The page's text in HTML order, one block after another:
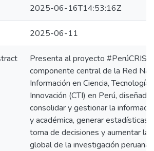
2025-06-16T14:53:16Z
2025-06-11
Presenta al proyecto #PerúCRIS,
componente central de la Red
Información en Ciencia, Tecnología
Innovación (CTI) en Perú, diseñado
consolidar y gestionar la
y académica, generar estadísticas
toma de decisiones y aumentar la
global de la investigación peruana.